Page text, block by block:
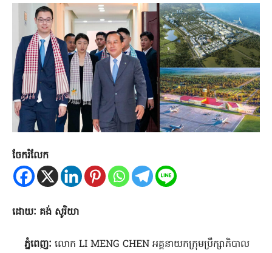
ចែករំលែក
ដោយៈ គង់ សូរិយា
ភ្នំពេញៈ លោក LI MENG CHEN អគ្គនាយកក្រុមប្រឹក្សាភិបាល